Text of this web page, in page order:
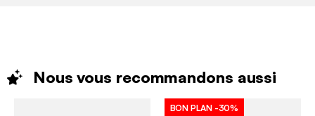
Nous vous recommandons aussi
BON PLAN -30%